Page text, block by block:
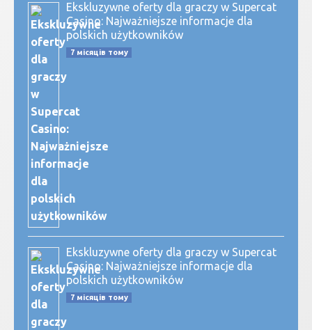
Ekskluzywne oferty dla graczy w Supercat
Casino: Najważniejsze informacje dla
polskich użytkowników
7 місяців тому
Ekskluzywne oferty dla graczy w Supercat
Casino: Najważniejsze informacje dla
polskich użytkowników
7 місяців тому